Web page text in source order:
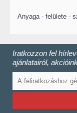
Anyaga - felülete -
Iratkozzon fel
ajánlatairól,